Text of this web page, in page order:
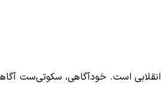
است. خودآگاهی، سکوتی‌ست